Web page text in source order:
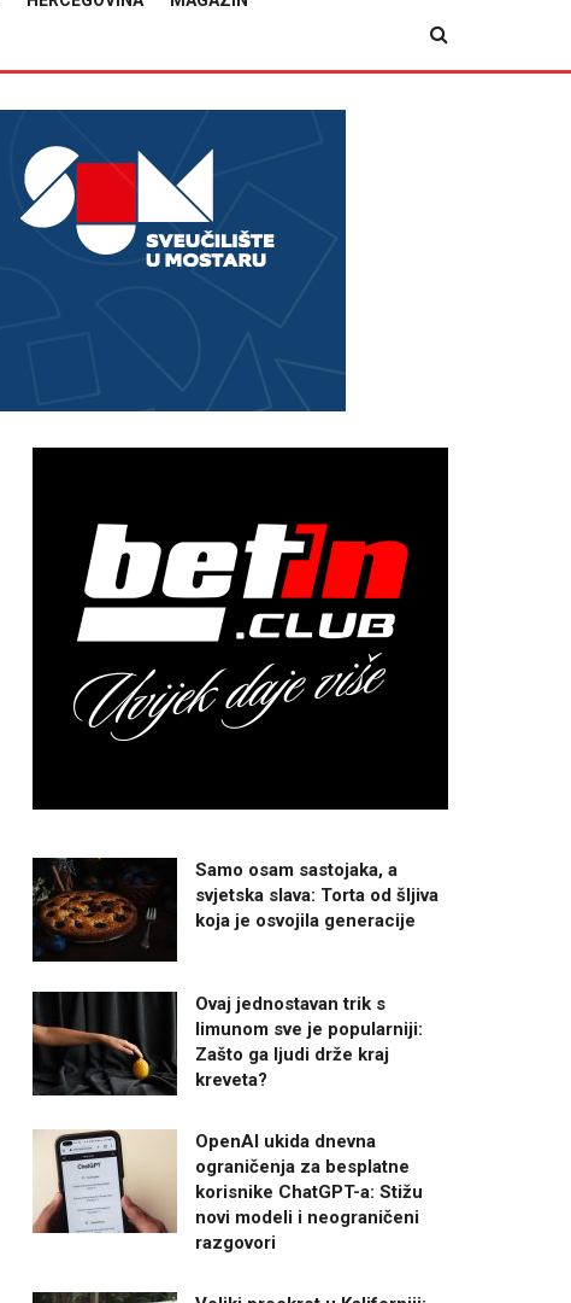
Samo osam sastojaka, a
svjetska slava: Torta od šljiva
koja je osvojila generacije
Ovaj jednostavan trik s
limunom sve je popularniji:
Zašto ga ljudi drže kraj
kreveta?
OpenAI ukida dnevna
ograničenja za besplatne
korisnike ChatGPT-a: Stižu
novi modeli i neograničeni
razgovori